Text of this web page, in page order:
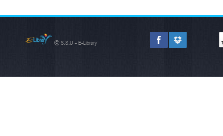
© S.S.U - E-Library